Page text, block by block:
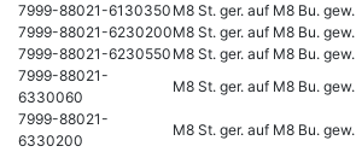
7999-88021-6130350 M8 St. ger. auf M8 Bu. gew.
7999-88021-6230200M8 St. ger. auf M8 Bu. gew.
7999-88021-6230550 M8 St. ger. auf M8 Bu. gew.
7999-88021-
6330060
M8 St. ger. auf M8 Bu. gew.
7999-88021-
6330200
M8 St. ger. auf M8 Bu. gew.